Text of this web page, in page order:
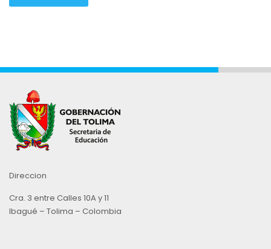
Direccion
Cra. 3 entre Calles 10A y 11
Ibagué – Tolima – Colombia